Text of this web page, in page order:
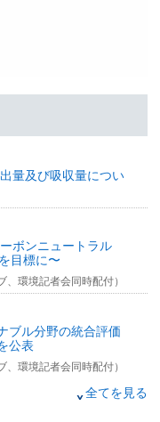
量及び吸収量につい
ボンニュートラル
目標に〜
、環境記者会同時配付）
ブル分野の統合評価
公表
、環境記者会同時配付）
全てを見る